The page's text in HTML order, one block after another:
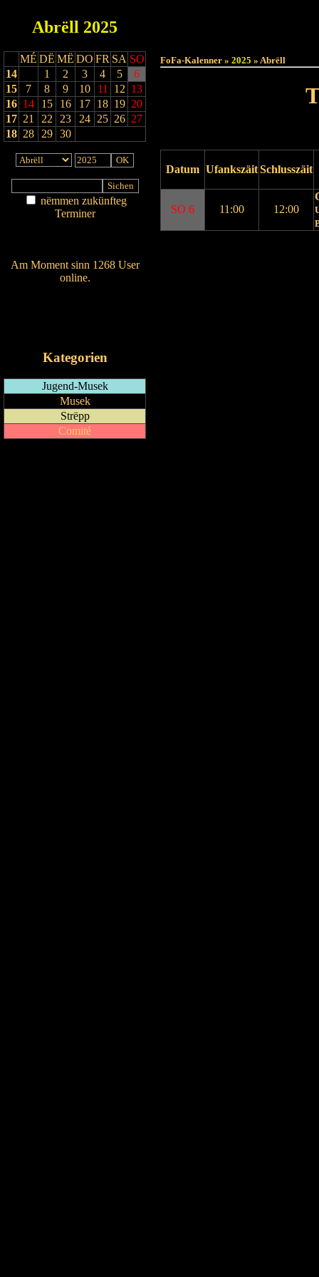
Abrëll 2025
MÉ DË MË DO FR SA SO
14
1 2 3 4 5
6
15
7 8 9 10 11 12 13
16 14 15 16 17 18 19 20
17 21 22 23 24 25 26 27
18 28 29 30
nëmmen zukünfteg
Terminer
Am Moment sinn 1268 User
online.
Kategorien
Jugend-Musek
Musek
Strëpp
Comité
FoFa-Kalenner » 2025 » Abrëll
Datum UfankszäitSchlusszäit
SO 6 11:00 12:00